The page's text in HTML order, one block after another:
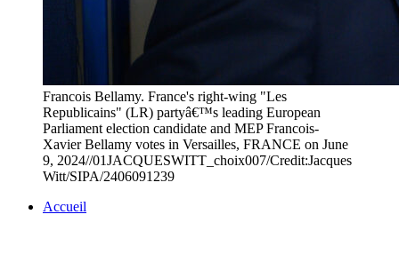
Francois Bellamy. France's right-wing "Les
Republicains" (LR) partyâ€™s leading European
Parliament election candidate and MEP Francois-
Xavier Bellamy votes in Versailles, FRANCE on June
9, 2024//01JACQUESWITT_choix007/Credit:Jacques
Witt/SIPA/2406091239
Accueil